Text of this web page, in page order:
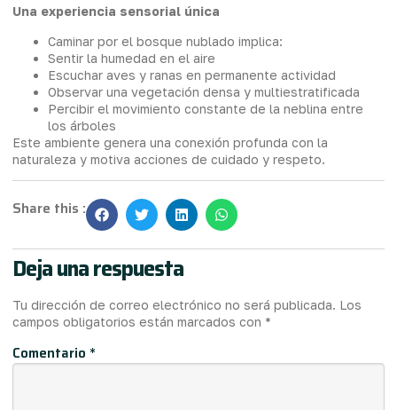
Una experiencia sensorial única
Caminar por el bosque nublado implica:
Sentir la humedad en el aire
Escuchar aves y ranas en permanente actividad
Observar una vegetación densa y multiestratificada
Percibir el movimiento constante de la neblina entre
los árboles
Este ambiente genera una conexión profunda con la
naturaleza y motiva acciones de cuidado y respeto.
Share this :
Deja una respuesta
Tu dirección de correo electrónico no será publicada. Los
campos obligatorios están marcados con *
Comentario *